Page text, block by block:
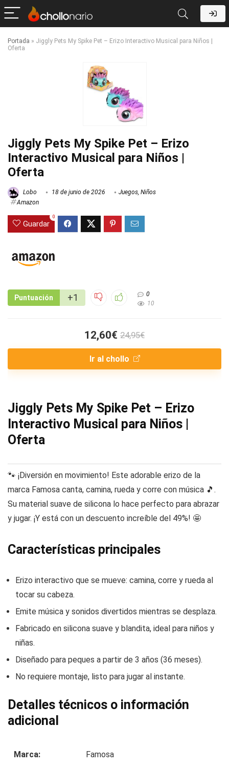
Portada » Jiggly Pets My Spike Pet – Erizo Interactivo Musical para Niños |
Oferta
Jiggly Pets My Spike Pet – Erizo
Interactivo Musical para Niños |
Oferta
Lobo 18 de junio de 2026 Juegos, Niños
Amazon
Guardar
0
Puntuación +1
0
10
12,60€ 24,95€
Ir al chollo
Jiggly Pets My Spike Pet – Erizo
Interactivo Musical para Niños |
Oferta
🐾 ¡Diversión en movimiento! Este adorable erizo de la
marca Famosa canta, camina, rueda y corre con música 🎵.
Su material suave de silicona lo hace perfecto para abrazar
y jugar. ¡Y está con un descuento increíble del 49%! 🤩
Características principales
Erizo interactivo que se mueve: camina, corre y rueda al
tocar su cabeza.
Emite música y sonidos divertidos mientras se desplaza.
Fabricado en silicona suave y blandita, ideal para niños y
niñas.
Diseñado para peques a partir de 3 años (36 meses).
No requiere montaje, listo para jugar al instante.
Detalles técnicos o información
adicional
Marca: Famosa